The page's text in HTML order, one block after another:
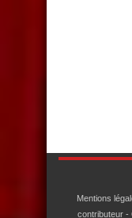
Mentions
contributeur -